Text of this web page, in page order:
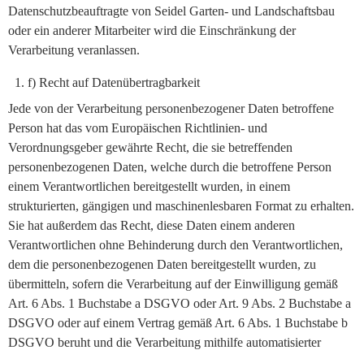
Datenschutzbeauftragte von Seidel Garten- und Landschaftsbau
oder ein anderer Mitarbeiter wird die Einschränkung der
Verarbeitung veranlassen.
f) Recht auf Datenübertragbarkeit
Jede von der Verarbeitung personenbezogener Daten betroffene
Person hat das vom Europäischen Richtlinien- und
Verordnungsgeber gewährte Recht, die sie betreffenden
personenbezogenen Daten, welche durch die betroffene Person
einem Verantwortlichen bereitgestellt wurden, in einem
strukturierten, gängigen und maschinenlesbaren Format zu erhalten.
Sie hat außerdem das Recht, diese Daten einem anderen
Verantwortlichen ohne Behinderung durch den Verantwortlichen,
dem die personenbezogenen Daten bereitgestellt wurden, zu
übermitteln, sofern die Verarbeitung auf der Einwilligung gemäß
Art. 6 Abs. 1 Buchstabe a DSGVO oder Art. 9 Abs. 2 Buchstabe a
DSGVO oder auf einem Vertrag gemäß Art. 6 Abs. 1 Buchstabe b
DSGVO beruht und die Verarbeitung mithilfe automatisierter